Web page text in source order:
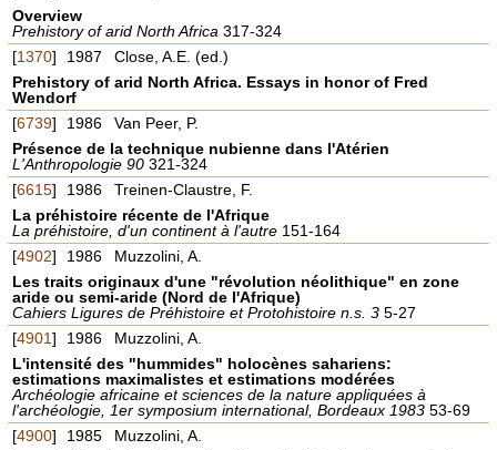
Overview
Prehistory of arid North Africa317-324
[1370] 1987
Close, A.E. (ed.)
Prehistory of arid North Africa. Essays in honor of Fred
Wendorf
[6739] 1986
Van Peer, P.
Présence de la technique nubienne dans l'Atérien
L'Anthropologie 90 321-324
[6615] 1986
Treinen-Claustre, F.
La préhistoire récente de l'Afrique
La préhistoire, d'un continent à l'autre 151-164
[4902] 1986
Muzzolini, A.
Les traits originaux d'une "révolution néolithique" en zone
aride ou semi-aride (Nord de l'Afrique)
Cahiers Ligures de Préhistoire et Protohistoire n.s. 3 5-27
[4901] 1986
Muzzolini, A.
L'intensité des "hummides" holocènes sahariens:
estimations maximalistes et estimations modérées
Archéologie africaine et sciences de la nature appliquées à
l'archéologie, 1er symposium international, Bordeaux 198353-69
[4900] 1985
Muzzolini, A.